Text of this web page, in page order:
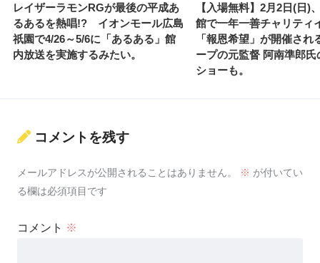
レイザーラモンRGが最後の平成あ
るあるを熱唱!? イオンモール広島
祇園で4/26～5/6に「あるある」館
内放送を実施するみたい。
【入場無料】2月2日(日)
館で一年一善チャリティ
「報恩希望」が開催され
ープの元監督 阿南準郎氏
ショーも。
コメントを残す
メールアドレスが公開されることはありません。 ※ が付いてい
る欄は必須項目です
コメント ※